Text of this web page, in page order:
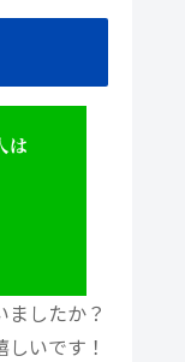
ましたか？
いです！